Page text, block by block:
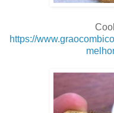
https://